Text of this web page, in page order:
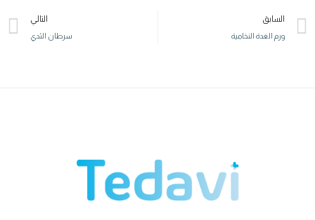
السابق
ورم الغدة النخامية
التالي
سرطان الثدي